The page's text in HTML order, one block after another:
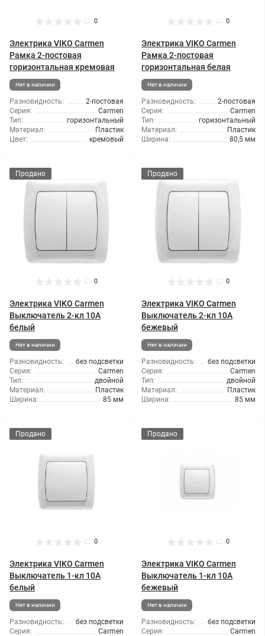
0
Электрика VIKO Carmen
Рамка 2-постовая
горизонтальная кремовая
Нет в наличии
Разновидность:
2-постовая
Серия:
Carmen
Тип:
горизонтальный
Материал:
Пластик
Цвет:
кремовый
0
Электрика VIKO Carmen
Рамка 2-постовая
горизонтальная белая
Нет в наличии
Разновидность:
2-постовая
Серия:
Carmen
Тип:
горизонтальный
Материал:
Пластик
Ширина:
80,5 мм
Продано
0
Электрика VIKO Carmen
Выключатель 2-кл 10А
белый
Нет в наличии
Разновидность:
без подсветки
Серия:
Carmen
Тип:
двойной
Материал:
Пластик
Ширина:
85 мм
Продано
0
Электрика VIKO Carmen
Выключатель 2-кл 10А
бежевый
Нет в наличии
Разновидность:
без подсветки
Серия:
Carmen
Тип:
двойной
Материал:
Пластик
Ширина:
85 мм
Продано
0
Электрика VIKO Carmen
Выключатель 1-кл 10А
белый
Нет в наличии
Разновидность:
без подсветки
Серия:
Carmen
Продано
0
Электрика VIKO Carmen
Выключатель 1-кл 10А
бежевый
Нет в наличии
Разновидность:
без подсветки
Серия:
Carmen